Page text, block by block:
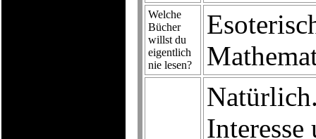
Welche
Bücher
willst du
eigentlich
nie lesen?